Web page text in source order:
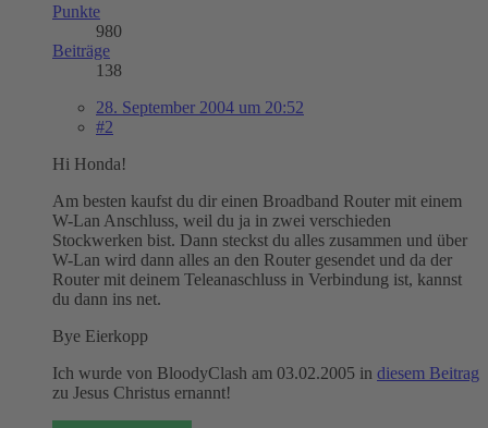
Punkte
980
Beiträge
138
28. September 2004 um 20:52
#2
Hi Honda!
Am besten kaufst du dir einen Broadband Router mit einem
W-Lan Anschluss, weil du ja in zwei verschieden
Stockwerken bist. Dann steckst du alles zusammen und über
W-Lan wird dann alles an den Router gesendet und da der
Router mit deinem Teleanaschluss in Verbindung ist, kannst
du dann ins net.
Bye Eierkopp
Ich wurde von BloodyClash am 03.02.2005 in diesem Beitrag
zu Jesus Christus ernannt!